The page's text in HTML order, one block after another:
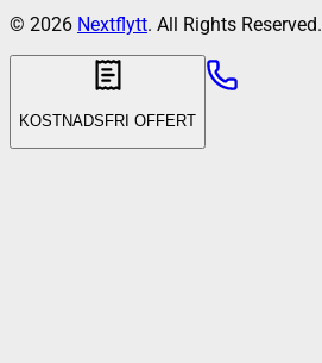
© 2026 Nextflytt. All Rights Reserved.
KOSTNADSFRI OFFERT